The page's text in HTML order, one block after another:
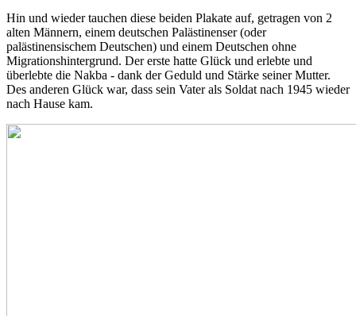
Hin und wieder tauchen diese beiden Plakate auf, getragen von 2
alten Männern, einem deutschen Palästinenser (oder
palästinensischem Deutschen) und einem Deutschen ohne
Migrationshintergrund. Der erste hatte Glück und erlebte und
überlebte die Nakba - dank der Geduld und Stärke seiner Mutter.
Des anderen Glück war, dass sein Vater als Soldat nach 1945 wieder
nach Hause kam.